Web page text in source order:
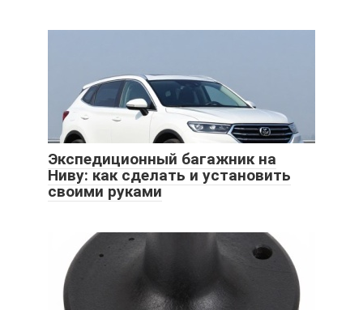
Экспедиционный багажник на
Ниву: как сделать и установить
своими руками